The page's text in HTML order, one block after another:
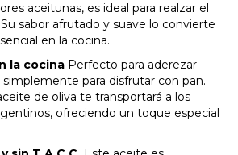
aceitunas, es ideal para realzar el
sabor afrutado y suave lo convierte
en la cocina.
la cocina Perfecto para aderezar
simplemente para disfrutar con pan.
de oliva te transportará a los
ofreciendo un toque especial